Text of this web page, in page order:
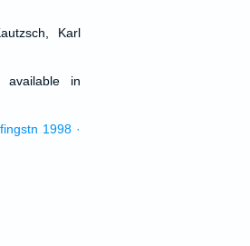
Karl
available in
1998 ·